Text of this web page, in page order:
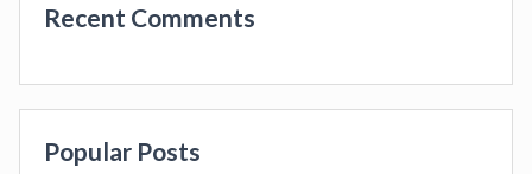
Recent Comments
Popular Posts